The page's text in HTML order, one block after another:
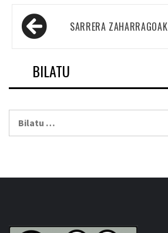
Sarreren
nabigazioaSARRERA ZAHARRAGOAK
BILATU